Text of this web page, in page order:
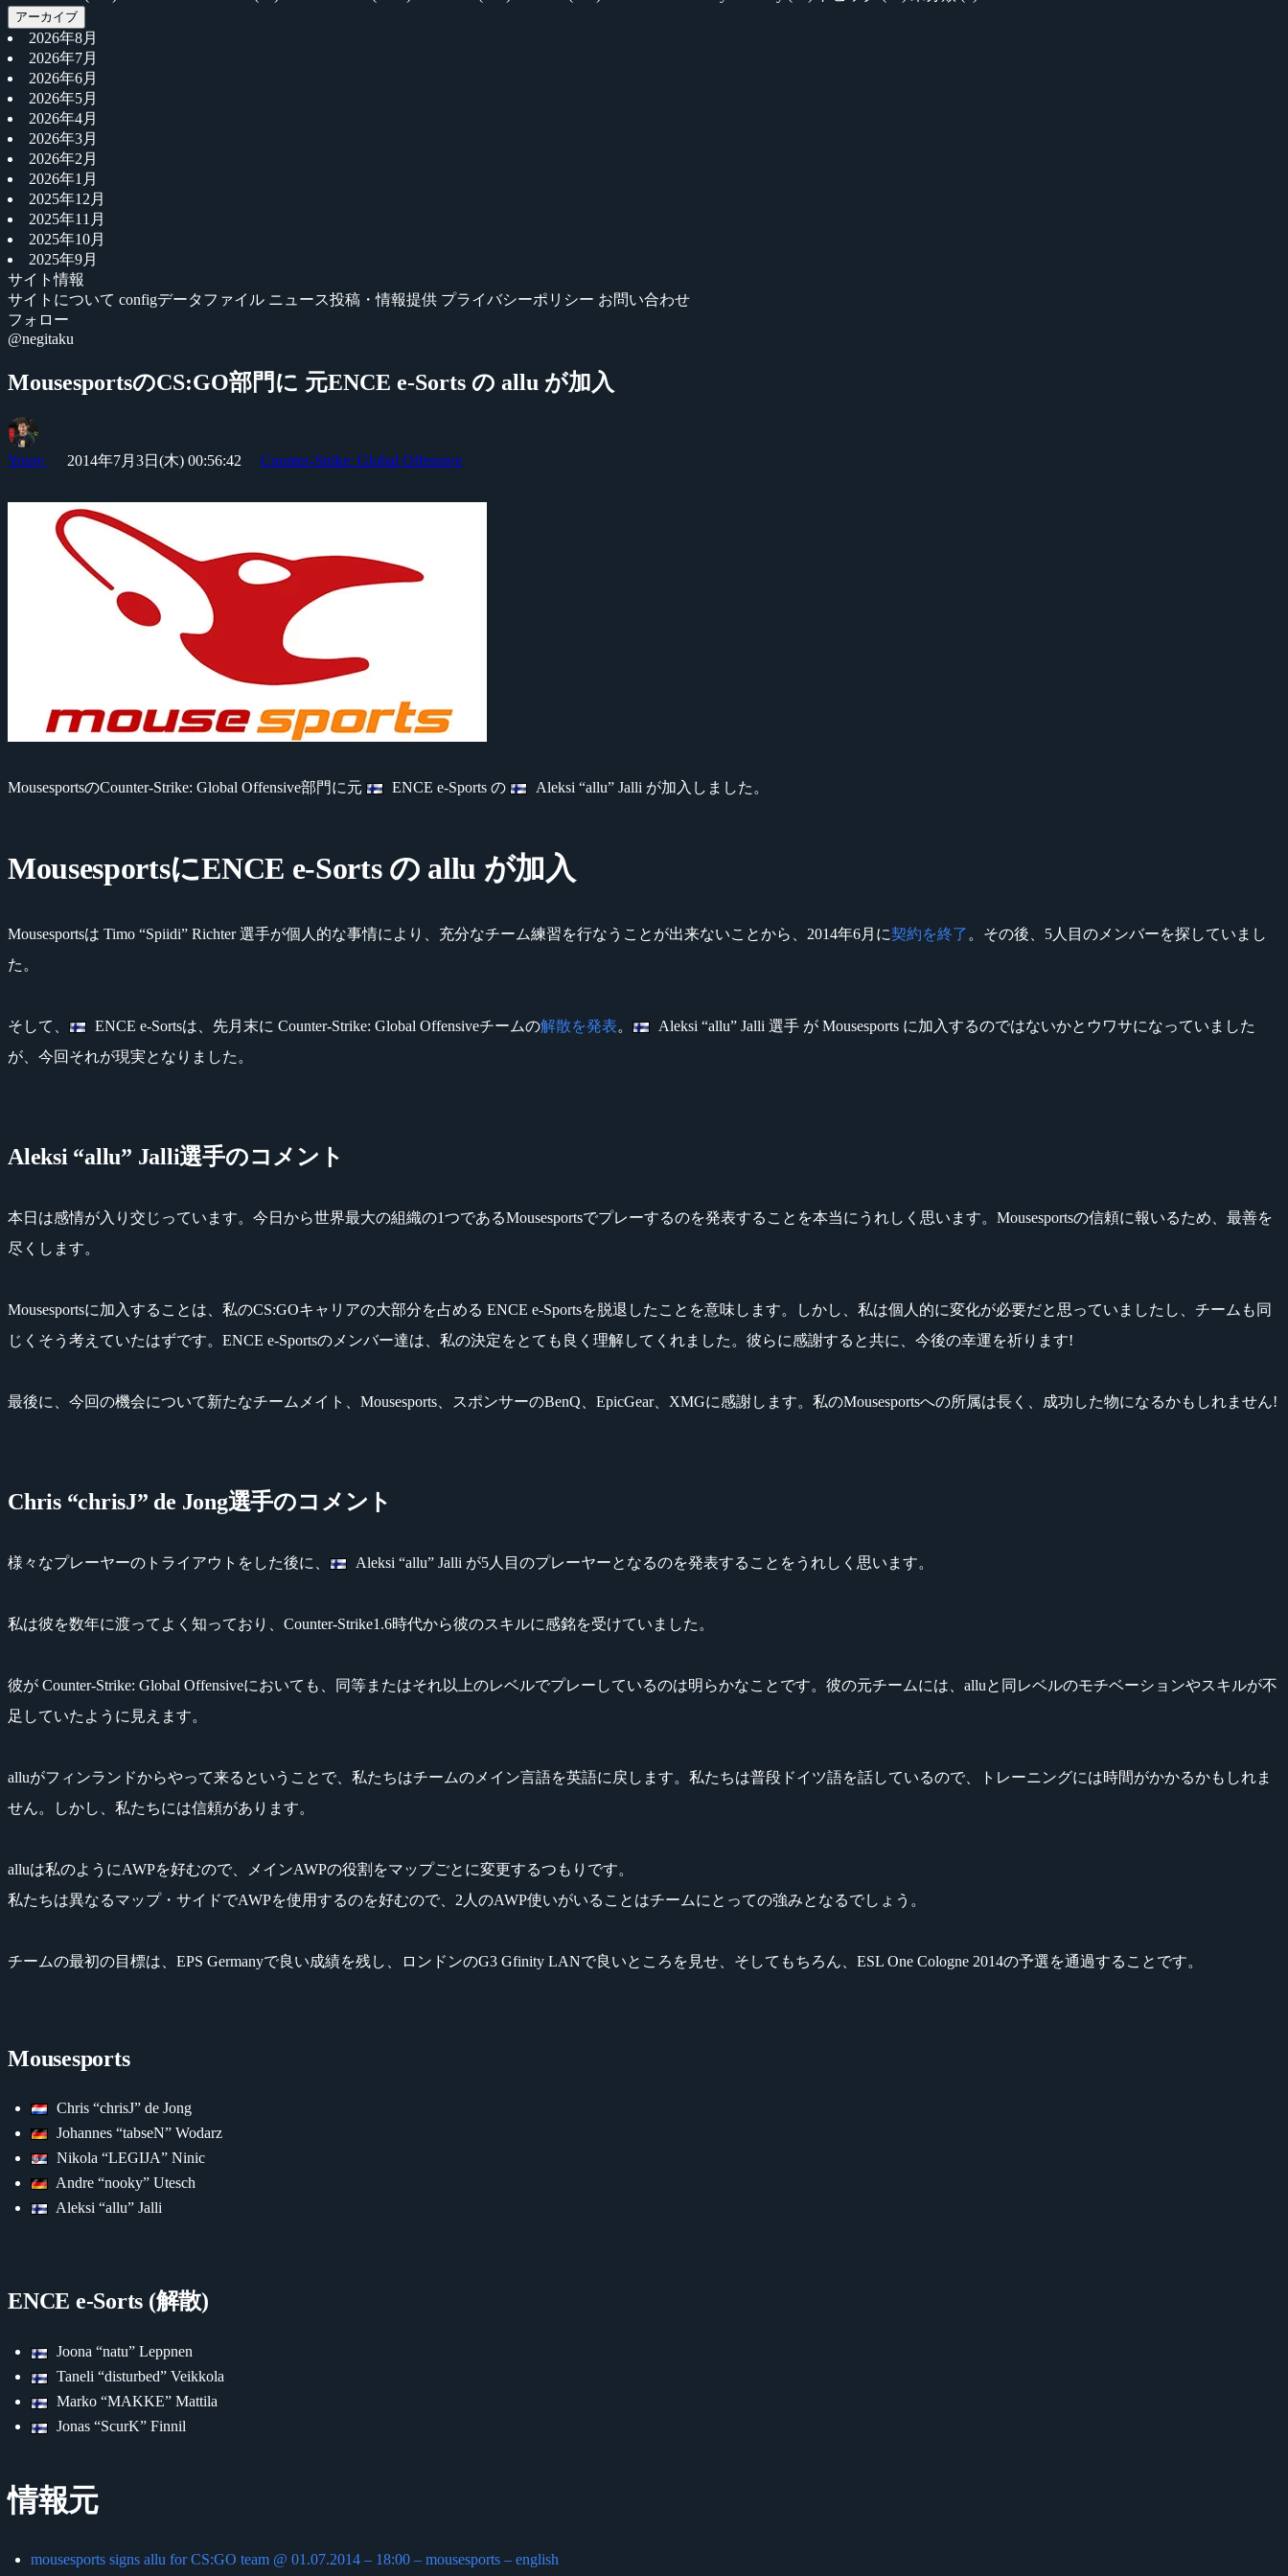
アーカイブ
2026年8月
2026年7月
2026年6月
2026年5月
2026年4月
2026年3月
2026年2月
2026年1月
2025年12月
2025年11月
2025年10月
2025年9月
サイト情報
サイトについて configデータファイル ニュース投稿・情報提供 プライバシーポリシー お問い合わせ
フォロー
@negitaku
MousesportsのCS:GO部門に 元ENCE e-Sorts の allu が加入
Yossy 2014年7月3日(木) 00:56:42 Counter-Strike: Global Offensive
MousesportsのCounter-Strike: Global Offensive部門に元 ENCE e-Sports の Aleksi “allu” Jalli が加入しました。
MousesportsにENCE e-Sorts の allu が加入
Mousesportsは Timo “Spiidi” Richter 選手が個人的な事情により、充分なチーム練習を行なうことが出来ないことから、2014年6月に契約を終了 。その後、5人目のメンバーを探していまし
た。
そして、 ENCE e-Sortsは、先月末に Counter-Strike: Global Offensiveチームの解散を発表。
Aleksi “allu” Jalli 選手 が Mousesports に加入するのではないかとウワサになっていました
が、今回それが現実となりました。
Aleksi “allu” Jalli選手のコメント
本日は感情が入り交じっています。今日から世界最大の組織の1つであるMousesportsでプレーするのを発表することを本当にうれしく思います。Mousesportsの信頼に報いるため、最善を
尽くします。
Mousesportsに加入することは、私のCS:GOキャリアの大部分を占める ENCE e-Sportsを脱退したことを意味します。しかし、私は個人的に変化が必要だと思っていましたし、チームも同
じくそう考えていたはずです。ENCE e-Sportsのメンバー達は、私の決定をとても良く理解してくれました。彼らに感謝すると共に、今後の幸運を祈ります!
最後に、今回の機会について新たなチームメイト、Mousesports、スポンサーのBenQ、EpicGear、XMGに感謝します。私のMousesportsへの所属は長く、成功した物になるかもしれません!
Chris “chrisJ” de Jong選手のコメント
様々なプレーヤーのトライアウトをした後に、 Aleksi “allu” Jalli が5人目のプレーヤーとなるのを発表することをうれしく思います。
私は彼を数年に渡ってよく知っており、Counter-Strike1.6時代から彼のスキルに感銘を受けていました。
彼が Counter-Strike: Global Offensiveにおいても、同等またはそれ以上のレベルでプレーしているのは明らかなことです。彼の元チームには、alluと同レベルのモチベーションやスキルが不
足していたように見えます。
alluがフィンランドからやって来るということで、私たちはチームのメイン言語を英語に戻します。私たちは普段ドイツ語を話しているので、トレーニングには時間がかかるかもしれま
せん。しかし、私たちには信頼があります。
alluは私のようにAWPを好むので、メインAWPの役割をマップごとに変更するつもりです。
私たちは異なるマップ・サイドでAWPを使用するのを好むので、2人のAWP使いがいることはチームにとっての強みとなるでしょう。
チームの最初の目標は、EPS Germanyで良い成績を残し、ロンドンのG3 Gfinity LANで良いところを見せ、そしてもちろん、ESL One Cologne 2014の予選を通過することです。
Mousesports
Chris “chrisJ” de Jong
Johannes “tabseN” Wodarz
Nikola “LEGIJA” Ninic
Andre “nooky” Utesch
Aleksi “allu” Jalli
ENCE e-Sorts (解散)
Joona “natu” Leppnen
Taneli “disturbed” Veikkola
Marko “MAKKE” Mattila
Jonas “ScurK” Finnil
情報元
mousesports signs allu for CS:GO team @ 01.07.2014 – 18:00 – mousesports – english